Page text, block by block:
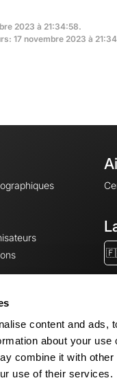
content and ads,
about your
combine it with
use of their services.
2023 à 21:34:58.
17 novembre 2023 à